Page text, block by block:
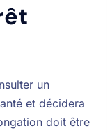
un
et décidera
doit être